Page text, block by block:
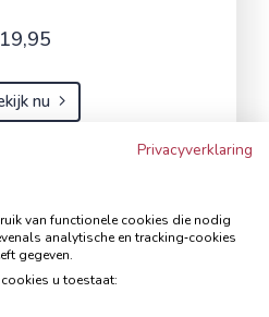
19,95
nu
lichtgrijs
Privacyverklaring
van functionele cookies die nodig
analytische en tracking‑cookies
gegeven.
u toestaat: